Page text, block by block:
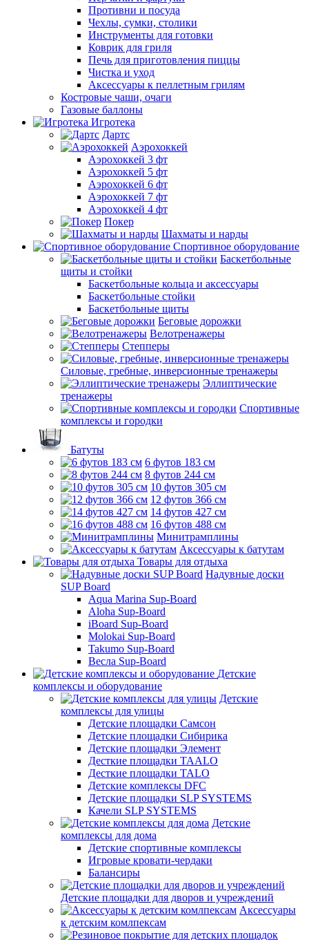
Противни и посуда
Чехлы, сумки, столики
Инструменты для готовки
Коврик для гриля
Печь для приготовления пиццы
Чистка и уход
Аксессуары к пеллетным грилям
Костровые чаши, очаги
Газовые баллоны
Игротека
Дартс
Аэрохоккей
Аэрохоккей 3 фт
Аэрохоккей 5 фт
Аэрохоккей 6 фт
Аэрохоккей 7 фт
Аэрохоккей 4 фт
Покер
Шахматы и нарды
Спортивное оборудование
Баскетбольные
щиты и стойки
Баскетбольные кольца и аксессуары
Баскетбольные стойки
Баскетбольные щиты
Беговые дорожки
Велотренажеры
Степперы
Силовые, гребные, инверсионные тренажеры
Эллиптические
тренажеры
Спортивные
комплексы и городки
Батуты
6 футов 183 см
8 футов 244 см
10 футов 305 см
12 футов 366 см
14 футов 427 см
16 футов 488 см
Минитрамплины
Аксессуары к батутам
Товары для отдыха
Надувные доски
SUP Board
Aqua Marina Sup-Board
Aloha Sup-Board
iBoard Sup-Board
Molokai Sup-Board
Takumo Sup-Board
Весла Sup-Board
Детские
комплексы и оборудование
Детские
комплексы для улицы
Детские площадки Самсон
Детские площадки Сибирика
Детские площадки Элемент
Десткие площадки TAALO
Десткие площадки TALO
Детские комплексы DFC
Детские площадки SLP SYSTEMS
Качели SLP SYSTEMS
Детские
комплексы для дома
Детские спортивные комплексы
Игровые кровати-чердаки
Балансиры
Детские площадки для дворов и учреждений
Аксессуары
к детским комлпексам